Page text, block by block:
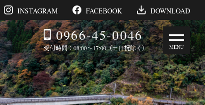
INSTAGRAM FACEBOOK DOWNLOAD
0966-45-0046
受付時間：08:00～17:00（土日祝除く）